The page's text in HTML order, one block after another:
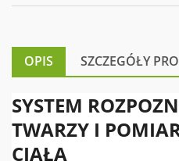
OPIS SZCZEGÓŁY
SYSTEM
TWARZY I
CIAŁA